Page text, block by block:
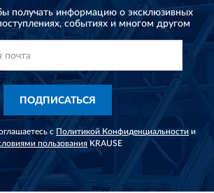
получать информацию о эксклюзивных
событиях и многом другом
ПОДПИСАТЬСЯ
с Политикой Конфиденциальности и
пользованияKRAUSE